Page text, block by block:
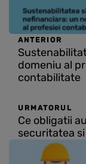
ANTERIOR
domeniu al
contabilitate
URMATORUL
Ce obligatii
securitatea